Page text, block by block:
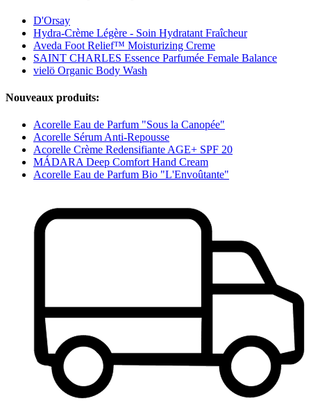
D'Orsay
Hydra-Crème Légère - Soin Hydratant Fraîcheur
Aveda Foot Relief™ Moisturizing Creme
SAINT CHARLES Essence Parfumée Female Balance
vielö Organic Body Wash
Nouveaux produits:
Acorelle Eau de Parfum "Sous la Canopée"
Acorelle Sérum Anti-Repousse
Acorelle Crème Redensifiante AGE+ SPF 20
MÁDARA Deep Comfort Hand Cream
Acorelle Eau de Parfum Bio "L'Envoûtante"